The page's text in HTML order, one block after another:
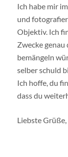
Ich habe mir
und
Objektiv. Ich
Zwecke genau
bemängeln
selber schuld
Ich hoffe, du
dass du
Liebste